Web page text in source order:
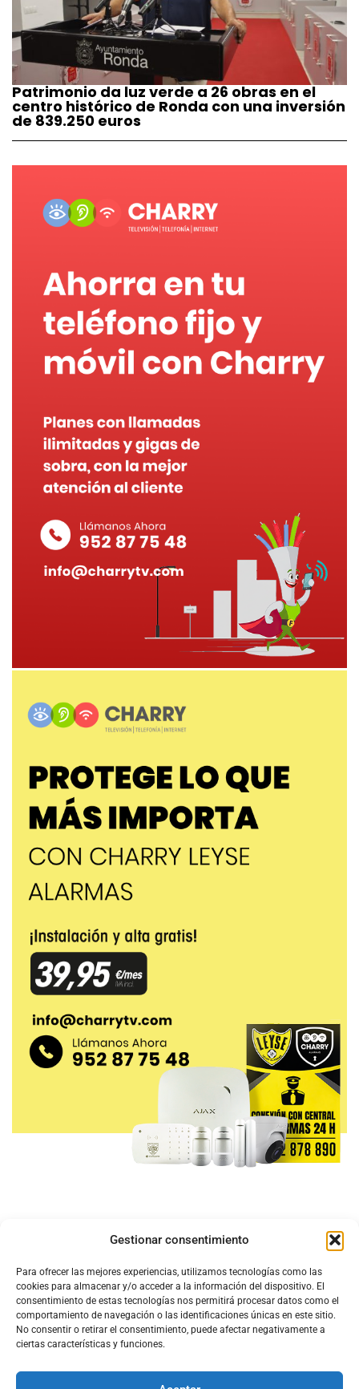
Gestionar consentimiento
Para ofrecer las mejores experiencias, utilizamos tecnologías como las
cookies para almacenar y/o acceder a la información del dispositivo. El
consentimiento de estas tecnologías nos permitirá procesar datos como el
comportamiento de navegación o las identificaciones únicas en este sitio.
No consentir o retirar el consentimiento, puede afectar negativamente a
ciertas características y funciones.
Patrimonio da luz verde a 26 obras en el
centro histórico de Ronda con una inversión
de 839.250 euros